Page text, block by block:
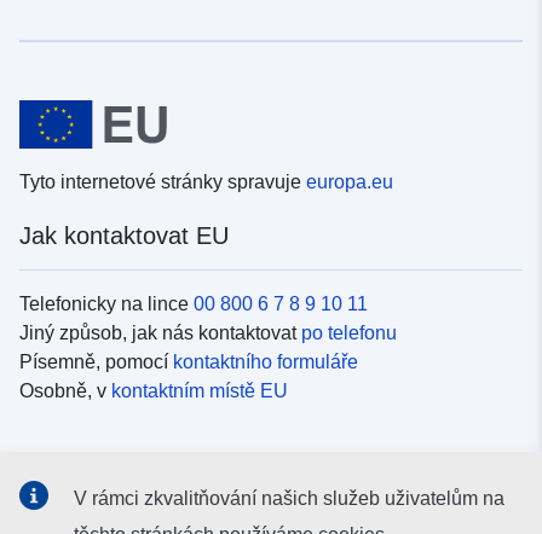
Tyto internetové stránky spravuje europa.eu
Jak kontaktovat EU
Telefonicky na lince 00 800 6 7 8 9 10 11
Jiný způsob, jak nás kontaktovat po telefonu
Písemně, pomocí kontaktního formuláře
Osobně, v kontaktním místě EU
V rámci zkvalitňování našich služeb uživatelům na